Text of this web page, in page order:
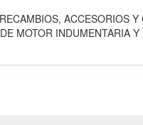
ACCESORIOS
MOTOR INDUMENTARIA Y